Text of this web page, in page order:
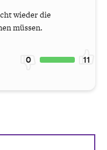
wieder die
müssen.
0 11